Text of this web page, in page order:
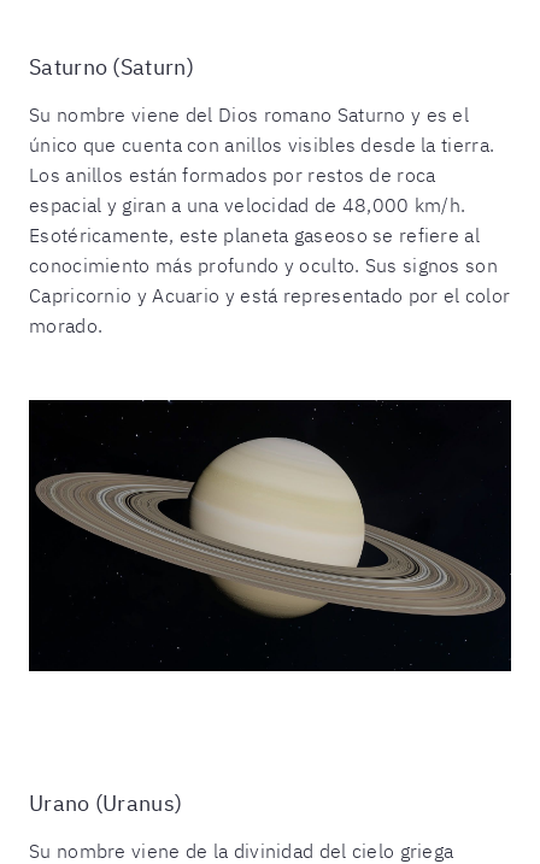
Saturno (Saturn)
Su nombre viene del Dios romano Saturno y es el
único que cuenta con anillos visibles desde la tierra.
Los anillos están formados por restos de roca
espacial y giran a una velocidad de 48,000 km/h.
Esotéricamente, este planeta gaseoso se refiere al
conocimiento más profundo y oculto. Sus signos son
Capricornio y Acuario y está representado por el color
morado.
Urano (Uranus)
Su nombre viene de la divinidad del cielo griega